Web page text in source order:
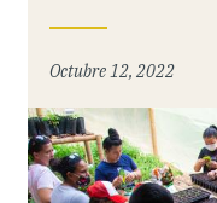
Octubre 12, 2022